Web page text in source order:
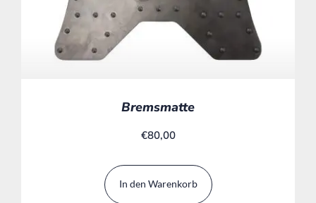
Bremsmatte
€80,00
In den Warenkorb